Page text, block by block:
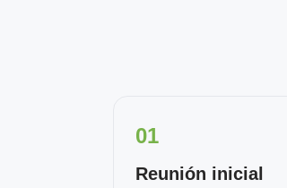
01
Reunión inicial